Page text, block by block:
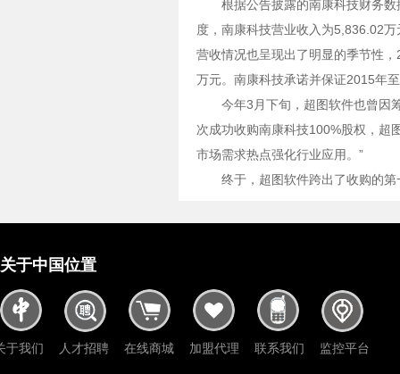
根据公告披露的南康科技财务
度，南康科技营业收入为5,836.02
营收情况也呈现出了明显的季节性
万元。南康科技承诺并保证2015年
今年3月下旬，超图软件也曾因
次成功收购南康科技100%股权，超
市场需求热点强化行业应用。”
终于，超图软件跨出了收购的第
关于中国位置
于我们 人才招聘 在线商城 加盟代理 联系我们 监控平台